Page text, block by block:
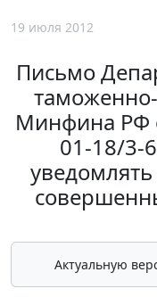
19 июля 2012
Письмо
Минфина РФ
01-18/3-
Актуальную